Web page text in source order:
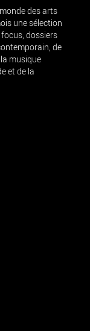
des arts
une sélection
dossiers
de
musique
et de la